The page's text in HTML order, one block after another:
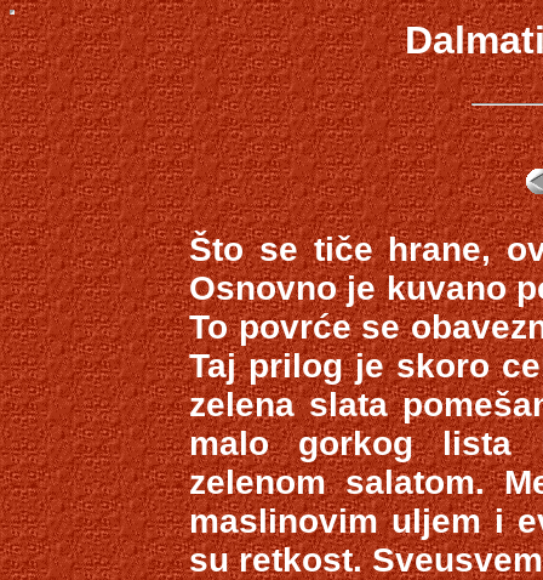
Što se tiče hrane,
Osnovno je kuvano
To povrće se
Taj prilog je skoro
zelena slata
malo gorkog lista
zelenom salatom.
maslinovim uljem i
su retkost.